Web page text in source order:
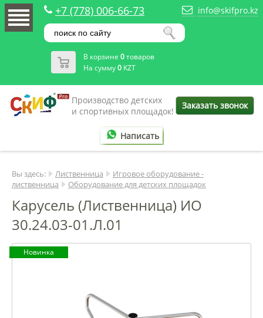
+7 (778) 006-66-73 info@skifpro.kz
В корзине 0товаров
На сумму0 KZT
Производство детских
и спортивных площадок!
Заказать звонок
Написать
Вы здесь: Лиственница
Игровое оборудование -
лиственница
Оборудование для детских площадок
Карусель (Лиственница) ИО
30.24.03-01.Л.01
Новинка